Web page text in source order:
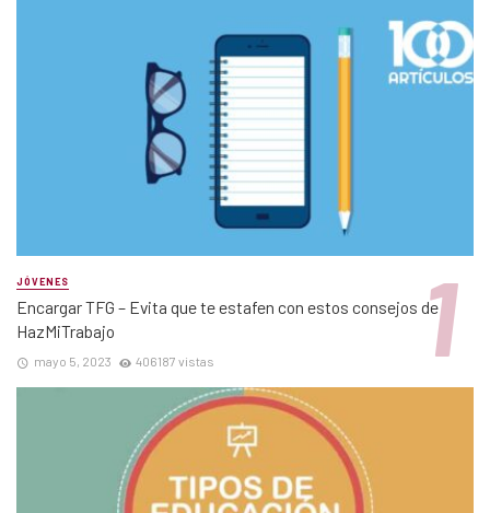
JÓVENES
Encargar TFG – Evita que te estafen con estos consejos de
HazMiTrabajo
mayo 5, 2023 406187 vistas